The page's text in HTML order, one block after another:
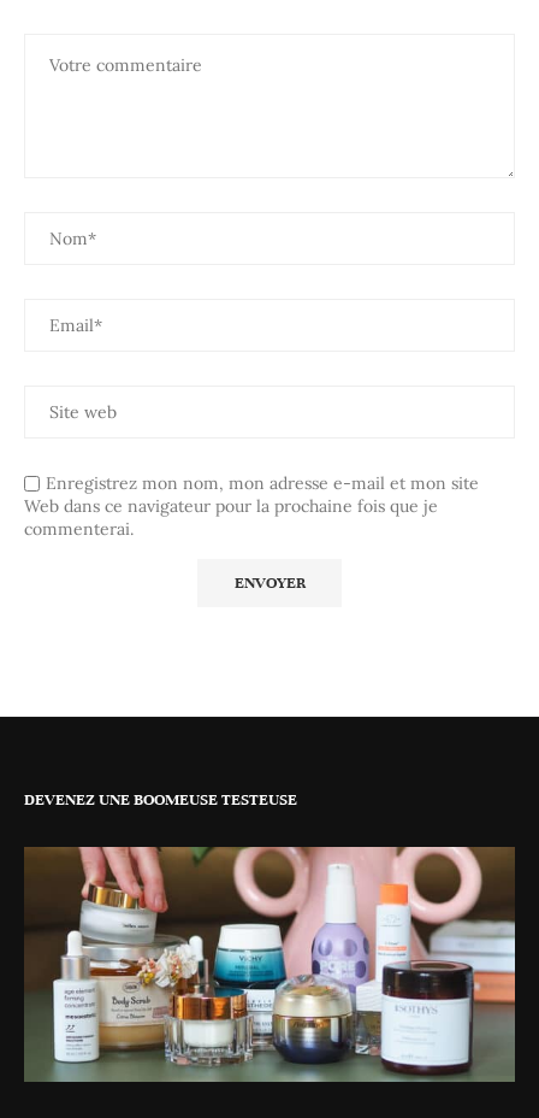
Enregistrez mon nom, mon adresse e-mail et mon site
Web dans ce navigateur pour la prochaine fois que je
commenterai.
DEVENEZ UNE BOOMEUSE TESTEUSE